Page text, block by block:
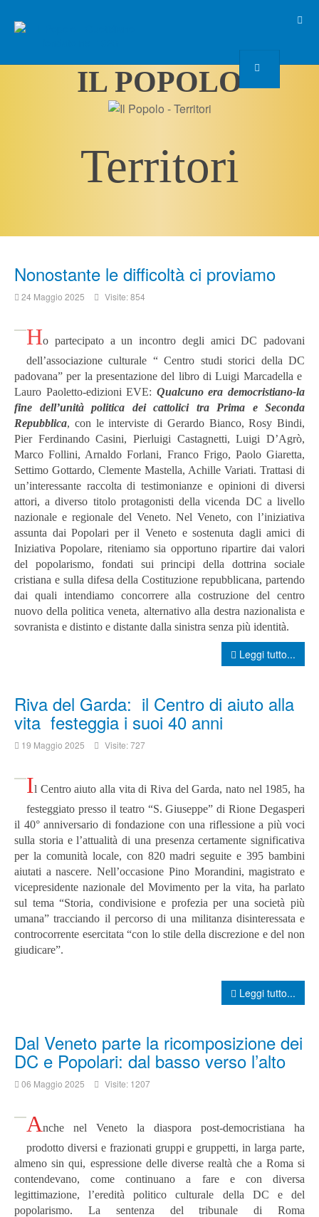
IL POPOLO
Territori
Nonostante le difficoltà ci proviamo
24 Maggio 2025 Visite: 854
Ho partecipato a un incontro degli amici DC padovani
dell’associazione culturale “ Centro studi storici della DC
padovana” per la presentazione del libro di Luigi Marcadella e
Lauro Paoletto-edizioni EVE: Qualcuno era democristiano-la
fine dell’unità politica dei cattolici tra Prima e Seconda
Repubblica, con le interviste di Gerardo Bianco, Rosy Bindi,
Pier Ferdinando Casini, Pierluigi Castagnetti, Luigi D’Agrò,
Marco Follini, Arnaldo Forlani, Franco Frigo, Paolo Giaretta,
Settimo Gottardo, Clemente Mastella, Achille Variati. Trattasi di
un’interessante raccolta di testimonianze e opinioni di diversi
attori, a diverso titolo protagonisti della vicenda DC a livello
nazionale e regionale del Veneto. Nel Veneto, con l’iniziativa
assunta dai Popolari per il Veneto e sostenuta dagli amici di
Iniziativa Popolare, riteniamo sia opportuno ripartire dai valori
del popolarismo, fondati sui principi della dottrina sociale
cristiana e sulla difesa della Costituzione repubblicana, partendo
dai quali intendiamo concorrere alla costruzione del centro
nuovo della politica veneta, alternativo alla destra nazionalista e
sovranista e distinto e distante dalla sinistra senza più identità.
Leggi tutto...
Riva del Garda: il Centro di aiuto alla
vita festeggia i suoi 40 anni
19 Maggio 2025 Visite: 727
Il Centro aiuto alla vita di Riva del Garda, nato nel 1985, ha
festeggiato presso il teatro “S. Giuseppe” di Rione Degasperi
il 40° anniversario di fondazione con una riflessione a più voci
sulla storia e l’attualità di una presenza certamente significativa
per la comunità locale, con 820 madri seguite e 395 bambini
aiutati a nascere. Nell’occasione Pino Morandini, magistrato e
vicepresidente nazionale del Movimento per la vita, ha parlato
sul tema “Storia, condivisione e profezia per una società più
umana” tracciando il percorso di una militanza disinteressata e
controcorrente esercitata “con lo stile della discrezione e del non
giudicare”.
Leggi tutto...
Dal Veneto parte la ricomposizione dei
DC e Popolari: dal basso verso l’alto
06 Maggio 2025 Visite: 1207
Anche nel Veneto la diaspora post-democristiana ha
prodotto diversi e frazionati gruppi e gruppetti, in larga parte,
almeno sin qui, espressione delle diverse realtà che a Roma si
contendevano, come continuano a fare e con diversa
legittimazione, l’eredità politico culturale della DC e del
popolarismo. La sentenza del tribunale di Roma